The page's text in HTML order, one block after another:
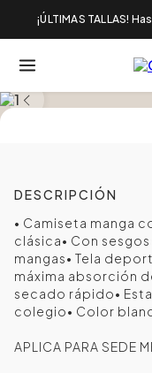
¡ÚLTIMAS TALLAS!
DESCRIPCIÓN
• Camiseta manga
clásica• Con
mangas• Tela
máxima absorción
secado rápido•
colegio• Color
APLICA PARA SEDE